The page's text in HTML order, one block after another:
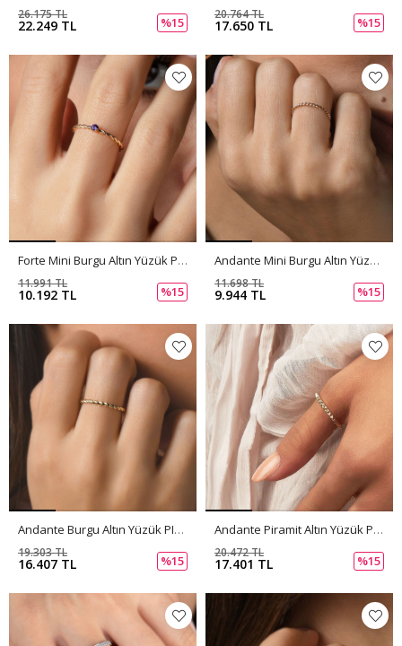
22.249 TL
26.175 TL
%15 17.650 TL
20.764 TL
%15
Forte Mini Burgu Altın Yüzük PI0228
10.192 TL
11.991 TL
%15
Andante Mini Burgu Altın Yüzük PI0227
9.944 TL
11.698 TL
%15
Andante Burgu Altın Yüzük PI0226
16.407 TL
19.303 TL
%15
Andante Piramit Altın Yüzük PI0225
17.401 TL
20.472 TL
%15